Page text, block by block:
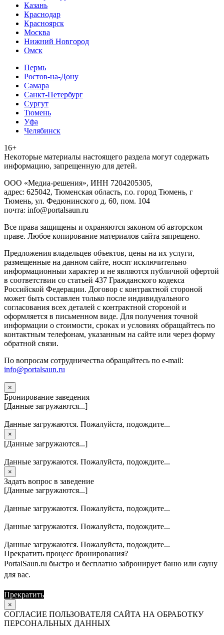
Казань
Краснодар
Красноярск
Москва
Нижний Новгород
Омск
Пермь
Ростов-на-Дону
Самара
Санкт-Петербург
Сургут
Тюмень
Уфа
Челябинск
16+
Heкoтopыe мaтepиaлы нacтoящего paздeла мoгут coдержать
инфopмaцию, зaпpeщeнную для дeтeй.
ООО «Медиа-решения», ИНН 7204205305,
адрес: 625042, Тюменская область, г.о. город Тюмень, г
Тюмень, ул. Федюнинского д. 60, пом. 104
почта: info@portalsaun.ru
Вce прaвa зaщищeны и oxpaняютcя зaкoнoм oб aвтopcкoм
прaве. Любoe кoпиpoвaниe мaтepиaлов caйтa зaпpeщeнo.
Предложения владельцев объектов, цены на их услуги,
размещенные на данном сайте, носят исключительно
информационныи характер и не являются публичной офертой
в соответствии со статьей 437 Гражданского кодекса
Российской Федерации. Договор с контрактной стороной
может быть составлен только после индивидуального
согласования всех деталей с контрактной стороной и
оформляется в письменном виде. Для получения точной
информации о стоимости, сроках и условиях обращайтесь по
контактным телефонам, указанным на сайте или через форму
обратной связи.
По вопросам сотрудничества обращайтесь по e-mail:
info@portalsaun.ru
×
Бронирование заведения
[Данные загружаются...]
Данные загружаются. Пожалуйста, подождите...
×
[Данные загружаются...]
Данные загружаются. Пожалуйста, подождите...
×
Задать вопрос в заведение
[Данные загружаются...]
Данные загружаются. Пожалуйста, подождите...
Данные загружаются. Пожалуйста, подождите...
Данные загружаются. Пожалуйста, подождите...
Прекратить процесс бронирования?
PortalSaun.ru быстро и бесплатно забронирует баню или сауну
для вас.
Прекратить
×
СОГЛАСИЕ ПОЛЬЗОВАТЕЛЯ САЙТА НА ОБРАБОТКУ
ПЕРСОНАЛЬНЫХ ДАННЫХ